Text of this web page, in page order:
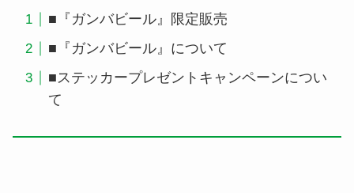
■『ガンバビール』限定販売
■『ガンバビール』について
■ステッカープレゼントキャンペーンについ
て